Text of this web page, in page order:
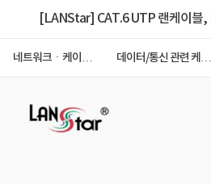
[LANStar] CAT.6 UTP 랜케이블, LS-6UTPD-2MG
네트워크ㆍ케이블
데이터/통신 관련 케이